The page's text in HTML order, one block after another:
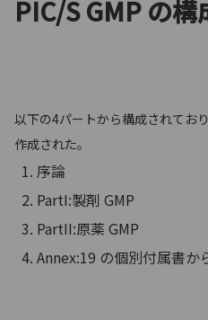
PIC/S GMP の構
以下の4パートから構成されてお
作成された。
序論
PartI:製剤 GMP
PartII:原薬 GMP
Annex:19 の個別付属書か